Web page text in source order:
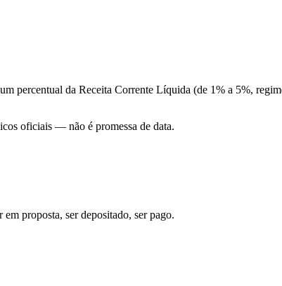
percentual da Receita Corrente Líquida (de 1% a 5%,
oficiais — não é promessa de data.
proposta, ser depositado, ser pago.